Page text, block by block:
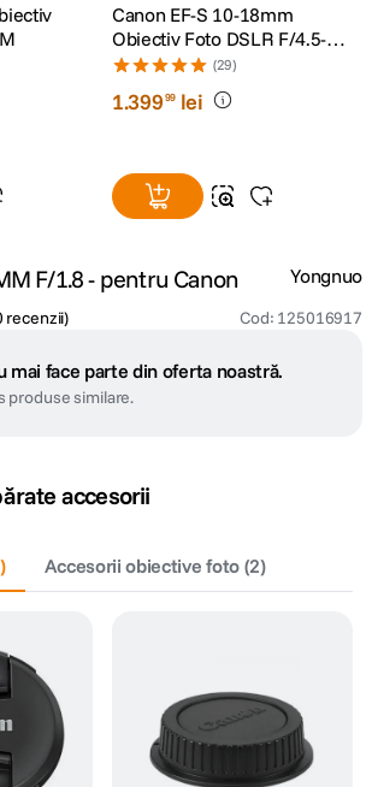
Canon EF-S 10-18mm
Obiectiv Foto DSLR F/4.5-5.6
IS STM
(29)
1.39999 lei
F/1.8 - pentru Canon
recenzii) Cod: 125016917
Yongnuo
mai face parte din oferta noastră.
produse similare.
accesorii
) Accesorii obiective foto(2)